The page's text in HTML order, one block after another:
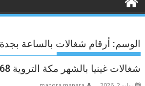
الوسم: أرقام شغالات بالساعة
شغالات غينيا بالشهر مكة التروية 0594158368